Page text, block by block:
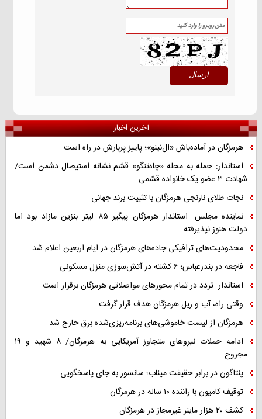
آخرین اخبار
هرمزگان در آماده‌باش «ال‌نینو»؛ پاییز پربارش در راه است
استاندار: حمله به محله «چاه‌تنگو» قشم نشانه استیصال دشمن است/
شهادت ۳ عضو یک خانواده قشمی
نجات طلای نارنجی هرمزگان با تثبیت برند جهانی
نماینده مجلس: استاندار هرمزگان پیگیر ۸۵ لیتر بنزین مازاد بود اما
دولت هنوز نپذیرفته
محدودیت‌های ترافیکی جاده‌های هرمزگان در ایام اربعین اعلام شد
فاجعه در بندرعباس؛ ۶ کشته در آتش‌سوزی منزل مسکونی
استاندار: تردد در تمام محورهای مواصلاتی هرمزگان برقرار است
وقتی راه، آب و ریل هرمزگان هدف قرار گرفت
هرمزگان از لیست خاموشی‌های برنامه‌ریزی‌شده برق خارج شد
ادامه حملات نیروهای متجاوز آمریکایی به هرمزگان/ ۸ شهید و ۱۹
مجروح
پنتاگون در برابر حقیقت میناب؛ سانسور به جای پاسخگویی
توقیف کامیون با راننده ۱۰ ساله در هرمزگان
کشف ۲۰ هزار ماینر غیرمجاز در هرمزگان